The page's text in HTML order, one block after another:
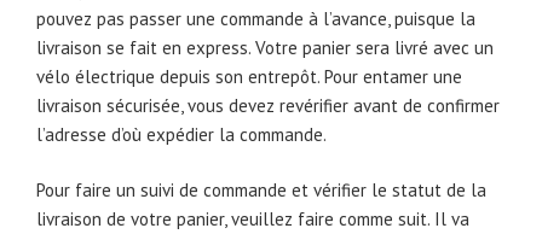
pouvez pas passer une commande à l’avance, puisque la
livraison se fait en express. Votre panier sera livré avec un
vélo électrique depuis son entrepôt. Pour entamer une
livraison sécurisée, vous devez revérifier avant de confirmer
l’adresse d’où expédier la commande.
Pour faire un suivi de commande et vérifier le statut de la
livraison de votre panier, veuillez faire comme suit. Il va